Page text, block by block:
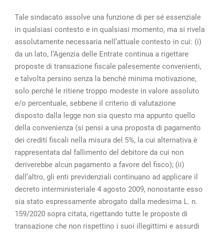
Tale sindacato assolve una funzione di per sé essenziale
in qualsiasi contesto e in qualsiasi momento, ma si rivela
assolutamente necessaria nell’attuale contesto in cui: (i)
da un lato, l’Agenzia delle Entrate continua a rigettare
proposte di transazione fiscale palesemente convenienti,
e talvolta persino senza la benché minima motivazione,
solo perché le ritiene troppo modeste in valore assoluto
e/o percentuale, sebbene il criterio di valutazione
disposto dalla legge non sia questo ma appunto quello
della convenienza (si pensi a una proposta di pagamento
dei crediti fiscali nella misura del 5%, la cui alternativa è
rappresentata dal fallimento del debitore da cui non
deriverebbe alcun pagamento a favore del fisco); (ii)
dall’altro, gli enti previdenziali continuano ad applicare il
decreto interministeriale 4 agosto 2009, nonostante esso
sia stato espressamente abrogato dalla medesima L. n.
159/2020 sopra citata, rigettando tutte le proposte di
transazione che non rispettino i suoi illegittimi e assurdi